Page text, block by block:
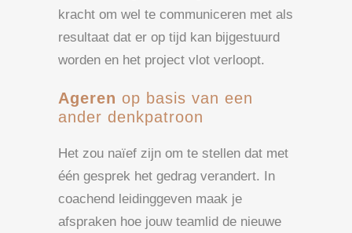
kracht om wel te communiceren met als
resultaat dat er op tijd kan bijgestuurd
worden en het project vlot verloopt.
Ageren op basis van een
ander denkpatroon
Het zou naïef zijn om te stellen dat met
één gesprek het gedrag verandert. In
coachend leidinggeven maak je
afspraken hoe jouw teamlid de nieuwe